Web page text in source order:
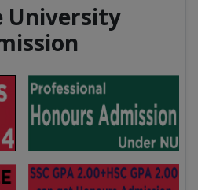
University